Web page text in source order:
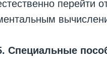
перейти
Специальные